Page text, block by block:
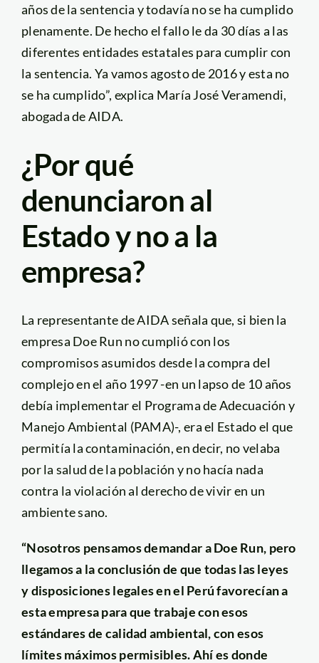
años de la sentencia y todavía no se ha cumplido
plenamente. De hecho el fallo le da 30 días a las
diferentes entidades estatales para cumplir con
la sentencia. Ya vamos agosto de 2016 y esta no
se ha cumplido”, explica María José Veramendi,
abogada de AIDA.
¿Por qué
denunciaron al
Estado y no a la
empresa?
La representante de AIDA señala que, si bien la
empresa Doe Run no cumplió con los
compromisos asumidos desde la compra del
complejo en el año 1997 -en un lapso de 10 años
debía implementar el Programa de Adecuación y
Manejo Ambiental (PAMA)-, era el Estado el que
permitía la contaminación, en decir, no velaba
por la salud de la población y no hacía nada
contra la violación al derecho de vivir en un
ambiente sano.
“Nosotros pensamos demandar a Doe Run, pero
llegamos a la conclusión de que todas las leyes
y disposiciones legales en el Perú favorecían a
esta empresa para que trabaje con esos
estándares de calidad ambiental, con esos
límites máximos permisibles. Ahí es donde